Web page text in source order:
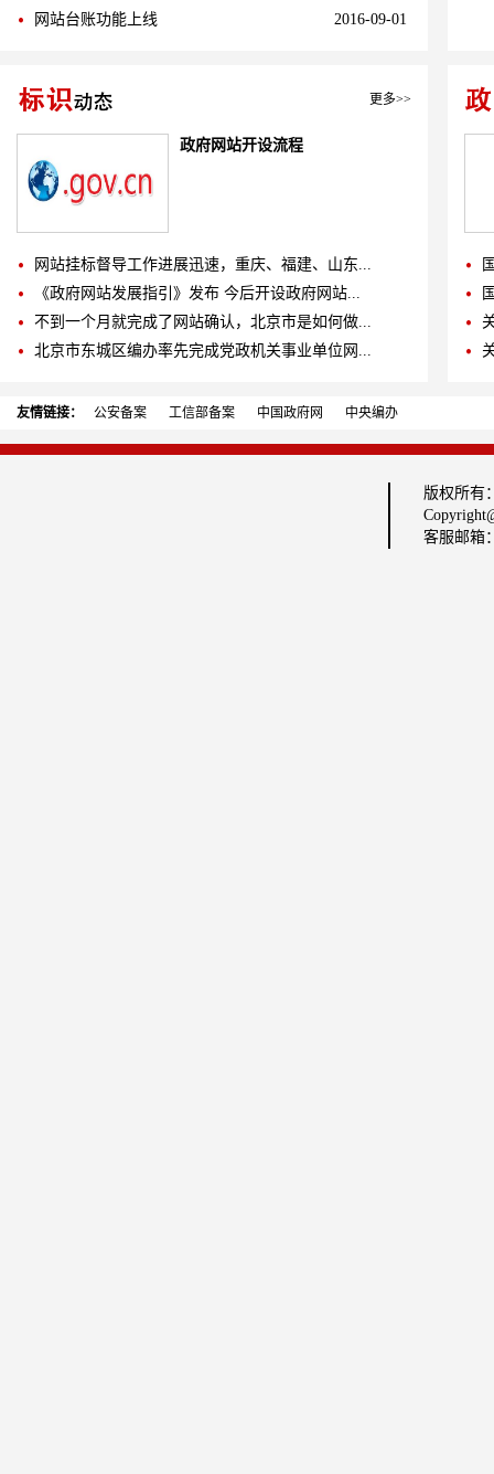
网站台账功能上线
2016-09-01
更多>>
政府网站开设流程
网站挂标督导工作进展迅速，重庆、福建、山东...
《政府网站发展指引》发布 今后开设政府网站...
不到一个月就完成了网站确认，北京市是如何做...
北京市东城区编办率先完成党政机关事业单位网...
友情链接： 公安备案 工信部备案 中国政府网 中央编办
版权所有
客服邮箱